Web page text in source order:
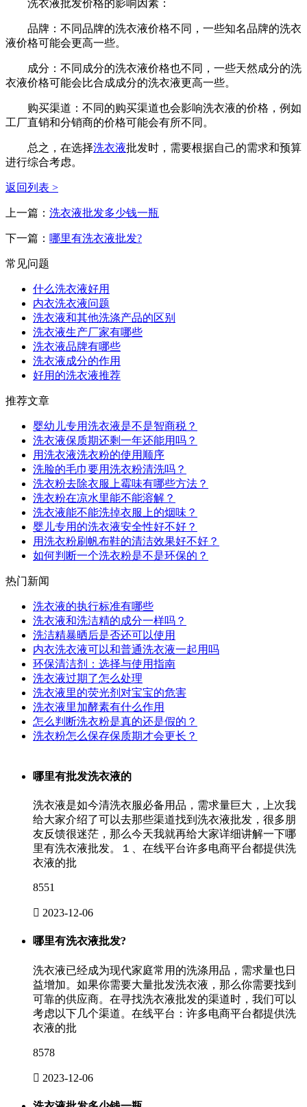
洗衣液批发价格的影响因素：
品牌：不同品牌的洗衣液价格不同，一些知名品牌的洗衣
液价格可能会更高一些。
成分：不同成分的洗衣液价格也不同，一些天然成分的洗
衣液价格可能会比合成成分的洗衣液更高一些。
购买渠道：不同的购买渠道也会影响洗衣液的价格，例如
工厂直销和分销商的价格可能会有所不同。
总之，在选择洗衣液批发时，需要根据自己的需求和预算
进行综合考虑。
返回列表 >
上一篇： 洗衣液批发多少钱一瓶
下一篇： 哪里有洗衣液批发?
常见问题
什么洗衣液好用
内衣洗衣液问题
洗衣液和其他洗涤产品的区别
洗衣液生产厂家有哪些
洗衣液品牌有哪些
洗衣液成分的作用
好用的洗衣液推荐
推荐文章
婴幼儿专用洗衣液是不是智商税？
洗衣液保质期还剩一年还能用吗？
用洗衣液洗衣粉的使用顺序
洗脸的毛巾要用洗衣粉清洗吗？
洗衣粉去除衣服上霉味有哪些方法？
洗衣粉在凉水里能不能溶解？
洗衣液能不能洗掉衣服上的烟味？
婴儿专用的洗衣液安全性好不好？
用洗衣粉刷帆布鞋的清洁效果好不好？
如何判断一个洗衣粉是不是环保的？
热门新闻
洗衣液的执行标准有哪些
洗衣液和洗洁精的成分一样吗？
洗洁精暴晒后是否还可以使用
内衣洗衣液可以和普通洗衣液一起用吗
环保清洁剂：选择与使用指南
洗衣液过期了怎么处理
洗衣液里的荧光剂对宝宝的危害
洗衣液里加酵素有什么作用
怎么判断洗衣粉是真的还是假的？
洗衣粉怎么保存保质期才会更长？
哪里有批发洗衣液的
洗衣液是如今清洗衣服必备用品，需求量巨大，上次我
给大家介绍了可以去那些渠道找到洗衣液批发，很多朋
友反馈很迷茫，那么今天我就再给大家详细讲解一下哪
里有洗衣液批发。１、在线平台许多电商平台都提供洗
衣液的批
8551
 2023-12-06
哪里有洗衣液批发?
洗衣液已经成为现代家庭常用的洗涤用品，需求量也日
益增加。如果你需要大量批发洗衣液，那么你需要找到
可靠的供应商。在寻找洗衣液批发的渠道时，我们可以
考虑以下几个渠道。在线平台：许多电商平台都提供洗
衣液的批
8578
 2023-12-06